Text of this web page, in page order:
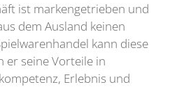
ist markengetrieben und
dem Ausland keinen
kann diese
er seine Vorteile in
Erlebnis und